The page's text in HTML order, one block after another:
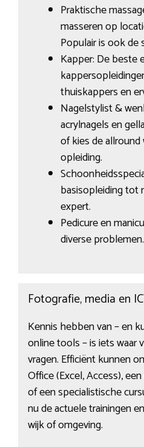
Praktische
masseren op
Populair is ook de
Kapper: De beste
thuiskappers en
Nagelstylist &
acrylnagels en
of kies de
opleiding.
basisopleiding tot
expert.
Pedicure en
diverse problemen.
Fotografie, media en
Kennis hebben van – en
online tools – is iets waar
vragen. Efficiënt kunnen
Office (Excel, Access),
of een specialistische
nu de actuele trainingen
wijk of omgeving.